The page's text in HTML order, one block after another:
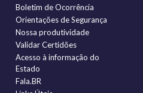
Boletim de Ocorrência
Orientações de Segurança
Nossa produtividade
Validar Certidões
Acesso à informação do
Estado
Fala.BR